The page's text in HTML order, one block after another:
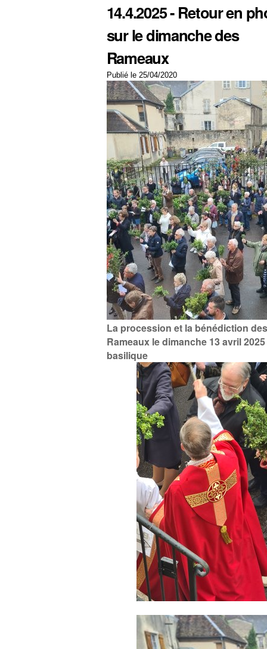
14.4.2025 - Retour en
sur le dimanche des
Rameaux
Publié le 25/04/2020
La procession et la bénédiction des
Rameaux le dimanche 13 avril 2025
basilique